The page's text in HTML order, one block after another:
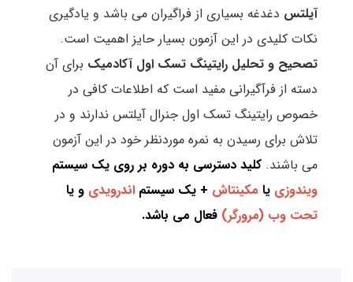
آیلتس دغدغه بسیاری از فراگیران می باشد و یادگیری
نکات کلیدی در این آزمون بسیار حایز اهمیت است.
تصحیح و تحلیل رایتینگ تسک اول آکادمیک برای آن
دسته از فرآگیرانی مفید است که اطلاعات کافی در
خصوص رایتینگ تسک اول جنرال آیلتس ندارند و در
تلاش برای رسیدن به نمره موردنظر خود در این آزمون
می باشند. کلید دسترسی به دوره بر روی یک سیستم
ویندوزی یا مکینتاش + یک سیستم اندرویدی و یا
تحت وب (مرورگر) فعال می باشد.